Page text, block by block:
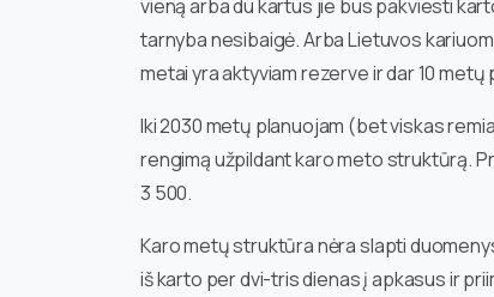
vieną arba du kartus jie bus pakviesti
tarnyba nesibaigė. Arba Lietuvos
metai yra aktyviam rezerve ir dar 10
Iki 2030 metų planuojam (bet viskas
rengimą užpildant karo meto struktūrą.
3 500.
Karo metų struktūra nėra slapti
iš karto per dvi-tris dienas į apkasus ir